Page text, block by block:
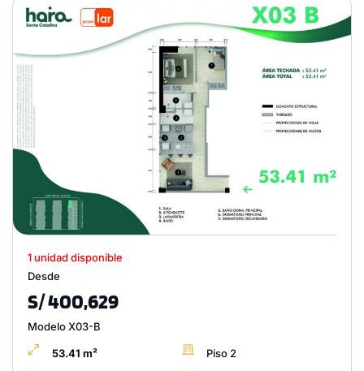
1 unidad disponible
Desde
S/ 400,629
Modelo X03-B
53.41 m² Piso 2